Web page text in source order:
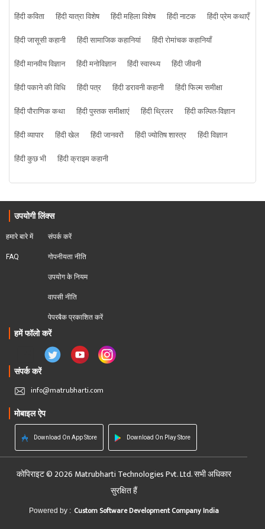
हिंदी कविता
हिंदी यात्रा विशेष हिंदी महिला विशेष हिंदी नाटक
हिंदी प्रेम कथाएँ
हिंदी जासूसी कहानी
हिंदी सामाजिक कहानियां
हिंदी रोमांचक कहानियाँ
हिंदी मानवीय विज्ञान
हिंदी मनोविज्ञान हिंदी स्वास्थ्य
हिंदी जीवनी
हिंदी पकाने की विधि
हिंदी पत्र हिंदी डरावनी कहानी
हिंदी फिल्म समीक्षा
हिंदी पौराणिक कथा
हिंदी पुस्तक समीक्षाएं हिंदी थ्रिलर
हिंदी कल्पित-विज्ञान
हिंदी व्यापार
हिंदी खेल हिंदी जानवरों हिंदी ज्योतिष शास्त्र
हिंदी विज्ञान
हिंदी कुछ भी
हिंदी क्राइम कहानी
उपयोगी लिंक्स
हमारे बारे में
FAQ
संपर्क करें
गोपनीयता नीति
उपयोग के नियम
वापसी नीति
पेपरबैक प्रकाशित करें
हमें फॉलो करें
संपर्क करें
info@matrubharti.com
मोबाइल ऐप
Download On App Store Download On Play Store
कोपिराइट © 2026 Matrubharti Technologies Pvt. Ltd. सभी अधिकार
सुरक्षित हैं
Powered by : Custom Software Development Company India